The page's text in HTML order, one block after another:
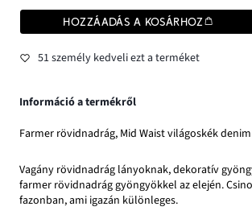
HOZZÁADÁS A KOSÁRHOZ
51 személy kedveli ezt a terméket
Információ a termékről
Farmer rövidnadrág, Mid Waist világoskék denim
Vagány rövidnadrág lányoknak, dekoratív
farmer rövidnadrág gyöngyökkel az elején.
fazonban, ami igazán különleges.